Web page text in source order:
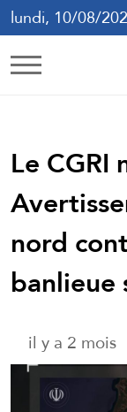
lundi, 10/08/
Le CGRI
nord
il y a 2 mois